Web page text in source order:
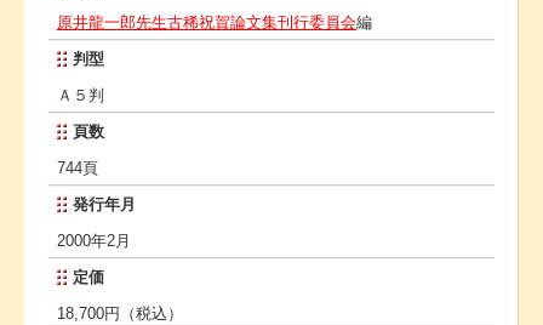
原井龍一郎先生古稀祝賀論文集刊行委員会編
判型
Ａ５判
頁数
744頁
発行年月
2000年2月
定価
18,700円（税込）